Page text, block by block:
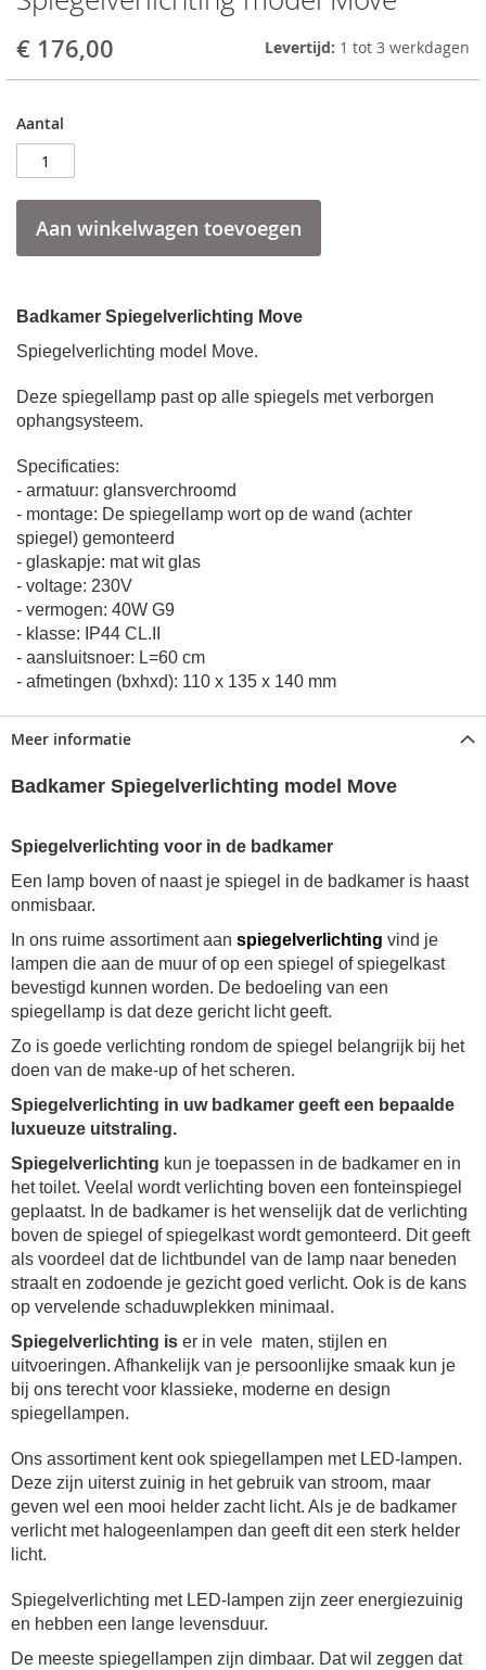
€ 176,00 Levertijd: 1 tot 3 werkdagen
Aantal
Aan winkelwagen toevoegen
Badkamer Spiegelverlichting Move
Spiegelverlichting model Move.
Deze spiegellamp past op alle spiegels met verborgen
ophangsysteem.
Specificaties:
- armatuur: glansverchroomd
- montage: De spiegellamp wort op de wand (achter
spiegel) gemonteerd
- glaskapje: mat wit glas
- voltage: 230V
- vermogen: 40W G9
- klasse: IP44 CL.II
- aansluitsnoer: L=60 cm
- afmetingen (bxhxd): 110 x 135 x 140 mm
to
the
beginning
of
images
gallery
Meer informatie
Badkamer Spiegelverlichting model Move
Spiegelverlichting voor in de badkamer
Een lamp boven of naast je spiegel in de badkamer is haast
onmisbaar.
In ons ruime assortiment aan spiegelverlichting vind je
lampen die aan de muur of op een spiegel of spiegelkast
bevestigd kunnen worden. De bedoeling van een
spiegellamp is dat deze gericht licht geeft.
Zo is goede verlichting rondom de spiegel belangrijk bij het
doen van de make-up of het scheren.
Spiegelverlichting in uw badkamer geeft een bepaalde
luxueuze uitstraling.
Spiegelverlichting kun je toepassen in de badkamer en in
het toilet. Veelal wordt verlichting boven een fonteinspiegel
geplaatst. In de badkamer is het wenselijk dat de verlichting
boven de spiegel of spiegelkast wordt gemonteerd. Dit geeft
als voordeel dat de lichtbundel van de lamp naar beneden
straalt en zodoende je gezicht goed verlicht. Ook is de kans
op vervelende schaduwplekken minimaal.
Spiegelverlichting is er in vele maten, stijlen en
uitvoeringen. Afhankelijk van je persoonlijke smaak kun je
bij ons terecht voor klassieke, moderne en design
spiegellampen.
Ons assortiment kent ook spiegellampen met LED-lampen.
Deze zijn uiterst zuinig in het gebruik van stroom, maar
geven wel een mooi helder zacht licht. Als je de badkamer
verlicht met halogeenlampen dan geeft dit een sterk helder
licht.
Spiegelverlichting met LED-lampen zijn zeer energiezuinig
en hebben een lange levensduur.
De meeste spiegellampen zijn dimbaar. Dat wil zeggen dat